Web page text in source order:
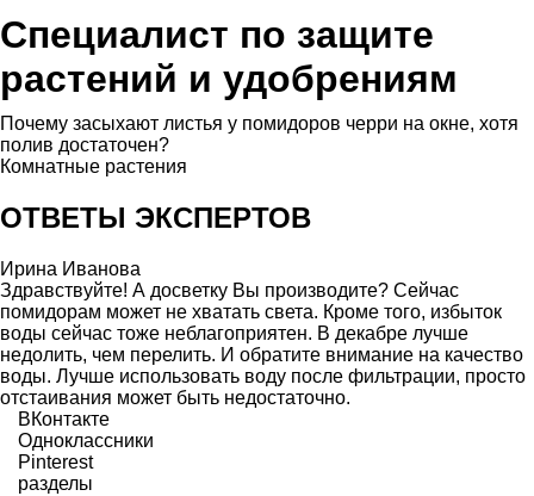
Специалист по защите
растений и удобрениям
Почему засыхают листья у помидоров черри на окне, хотя
полив достаточен?
Комнатные растения
ОТВЕТЫ ЭКСПЕРТОВ
Ирина Иванова
Здравствуйте! А досветку Вы производите? Сейчас
помидорам может не хватать света. Кроме того, избыток
воды сейчас тоже неблагоприятен. В декабре лучше
недолить, чем перелить. И обратите внимание на качество
воды. Лучше использовать воду после фильтрации, просто
отстаивания может быть недостаточно.
ВКонтакте
Одноклассники
Pinterest
разделы